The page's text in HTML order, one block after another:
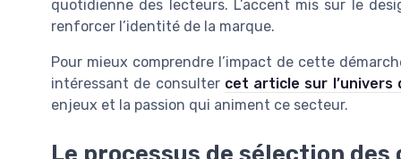
quotidienne des lecteurs. L’accent mis sur le
renforcer l’identité de la marque.
Pour mieux comprendre l’impact de cette
intéressant de consulter cet article sur
enjeux et la passion qui animent ce secteur.
Le processus de sélection des